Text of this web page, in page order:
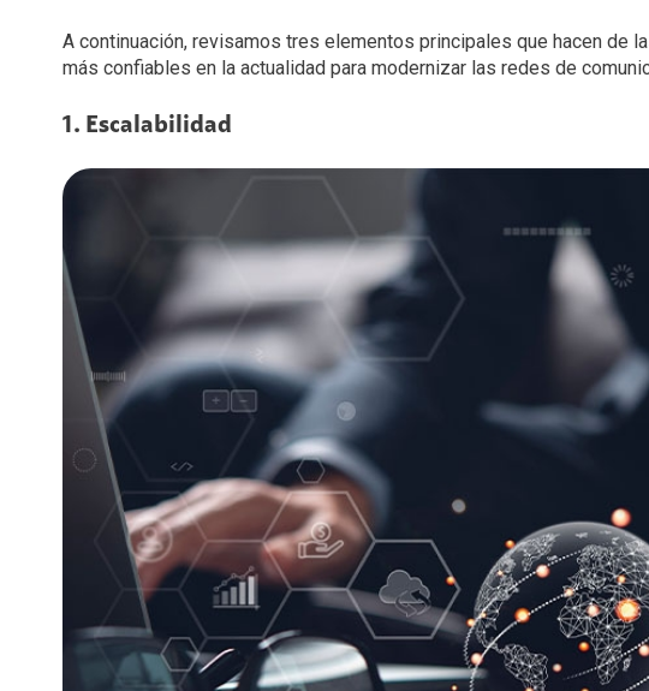
A continuación, revisamos tres elementos principales que hacen de
más confiables en la actualidad para modernizar las redes de
1. Escalabilidad